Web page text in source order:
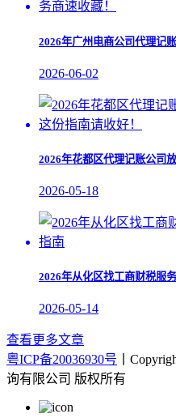
​2026年广州电商公司代理记
2026-06-02
​2026年花都区代理记账公司
2026-05-18
2026年从化区找工商财税服
2026-05-14
查看更多文章
粤ICP备20036930号 丨
询有限公司 版权所有